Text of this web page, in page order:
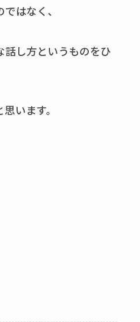
はなく、
し方というものをひ
います。